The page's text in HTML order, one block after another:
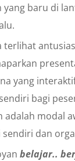
yang baru di
terlihat
yang
bagi
adalah modal
dan
belajar..